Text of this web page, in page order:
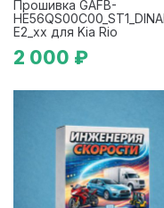
Прошивка GAFB-
E2_xx для Kia Rio
2 000 ₽